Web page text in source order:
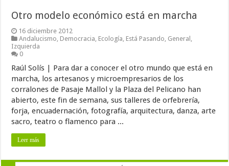
Otro modelo económico está en marcha
16 diciembre 2012
Andalucismo, Democracia, Ecología, Está Pasando, General ,
Izquierda
0
Raúl Solís | Para dar a conocer el otro mundo que está en
marcha, los artesanos y microempresarios de los
corralones de Pasaje Mallol y la Plaza del Pelicano han
abierto, este fin de semana, sus talleres de orfebrería,
forja, encuadernación, fotografía, arquitectura, danza, arte
sacro, teatro o flamenco para ...
Leer más